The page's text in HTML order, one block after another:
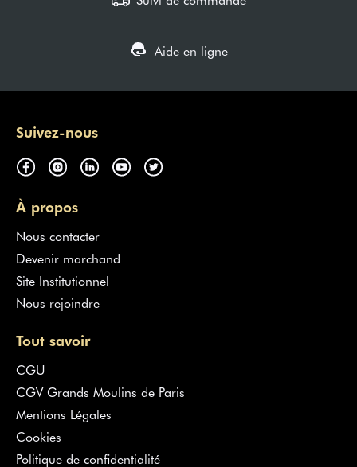
Aide en ligne
Suivez-nous
À propos
Nous contacter
Devenir marchand
Site Institutionnel
Nous rejoindre
Tout savoir
CGU
CGV Grands Moulins de Paris
Mentions Légales
Cookies
Politique de confidentialité